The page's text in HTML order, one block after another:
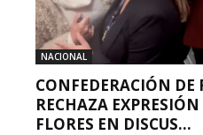
NACIONAL
CONFEDERACIÓN DE
RECHAZA
FLORES EN DISCUS...